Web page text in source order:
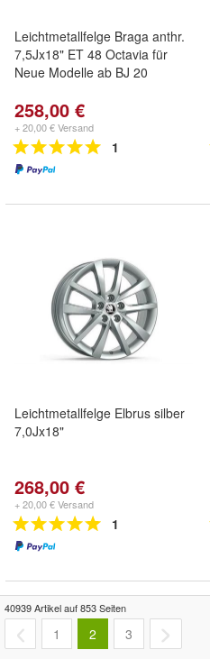
Leichtmetallfelge Braga anthr.
7,5Jx18" ET 48 Octavia für
Neue Modelle ab BJ 20
258,00 €
+ 20,00 € Versand
1
Leichtmetallfelge Elbrus silber
7,0Jx18"
268,00 €
+ 20,00 € Versand
1
40939 Artikel auf 853 Seiten
1 2 3